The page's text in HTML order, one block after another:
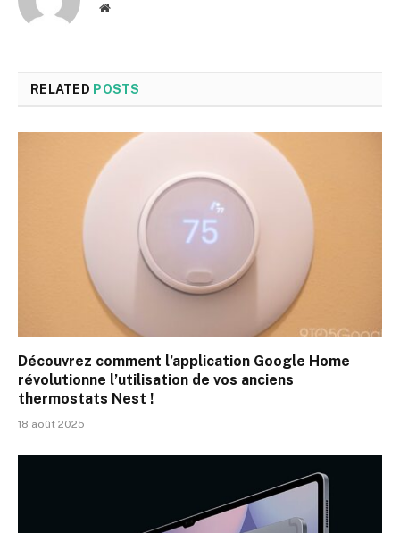
Website
RELATED POSTS
Découvrez comment l’application Google Home
révolutionne l’utilisation de vos anciens
thermostats Nest !
18 août 2025